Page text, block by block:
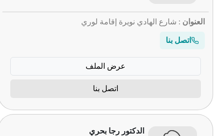
العنوان : شارع الهادي نويرة إقامة لوري
اتصل بنا
عرض الملف
اتصل بنا
الدكتور رجا بحري